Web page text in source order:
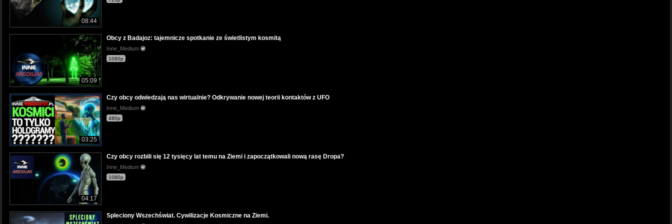
08:44
05:09
Obcy z Badajoz: tajemnicze spotkanie ze świetlistym kosmitą
Inne_Medium
1080p
03:25
Czy obcy odwiedzają nas wirtualnie? Odkrywanie nowej teorii kontaktów z UFO
Inne_Medium
480p
04:17
Czy obcy rozbili się 12 tysięcy lat temu na Ziemi i zapoczątkowali nową rasę Dropa?
Inne_Medium
1080p
Spleciony Wszechświat. Cywilizacje Kosmiczne na Ziemi.